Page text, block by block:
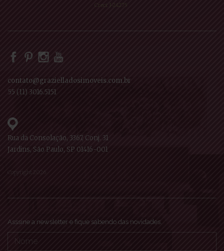
Creci: J-24275
contato@grazielladosimoveis.com.br
55 (11) 3016.5151
Rua da Consolação, 3367, Conj. 31
Jardins, São Paulo, SP 01416-001
Copyright 2026
Asssine a newsletter e fique sabendo das novidades.